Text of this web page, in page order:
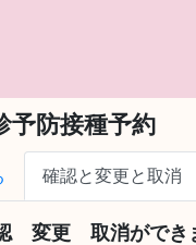
-->
予防接種予約
確認と変更と取消
変更 取消ができ